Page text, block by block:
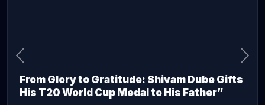
From Glory to Gratitude: Shivam Dube Gifts
His T20 World Cup Medal to His Father”